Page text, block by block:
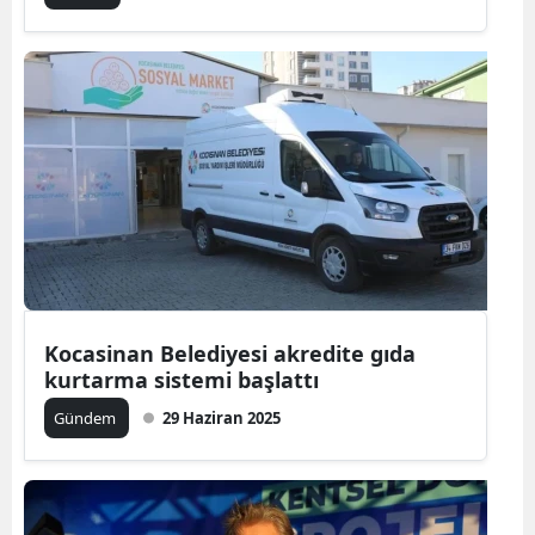
Kocasinan Belediyesi akredite gıda
kurtarma sistemi başlattı
Gündem 29 Haziran 2025